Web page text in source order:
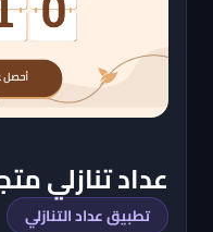
عداد تنازلي
تطبيق عداد التنازلي